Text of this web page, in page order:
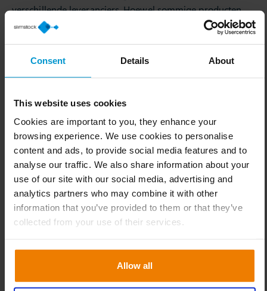
Consent Details About
This website uses cookies
Cookies are important to you, they enhance your
browsing experience. We use cookies to personalise
content and ads, to provide social media features and to
analyse our traffic. We also share information about your
use of our site with our social media, advertising and
analytics partners who may combine it with other
information that you’ve provided to them or that they’ve
collected from your use of their services.
Allow all
verschillende leveranciers. Hoewel sommige producten
gemakkelijk binnen enkele werkdagen kunnen worden
tot meer dan 180 dagen. Tijdig acteren bij
gehouden moet worden met problemen in de volledige
supply chain. “Er zijn steeds meer disrupties, ze volgen
elkaar in rap tempo op en ze lijken ook een steeds grotere
impact te hebben. Het is echt een uitdaging voor de
komende jaren om hier zo goed mogelijk op in te spelen.”
Monse stipt de voorbeelden van de coronaperiode, de
blokkade in het Suezkanaal en de oorlog in Oost-Europa
aan. Levertijden bleken ineens niet meer zeker, maar
Monse spreekt uit ervaring dat ze disrupties goed kunnen
voorraadoptimalisatieplatform
heeft Moonen zicht over de supply chain, en kan het snel